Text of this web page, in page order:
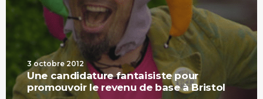
3 octobre 2012
Une candidature fantaisiste pour
promouvoir le revenu de base à Bristol